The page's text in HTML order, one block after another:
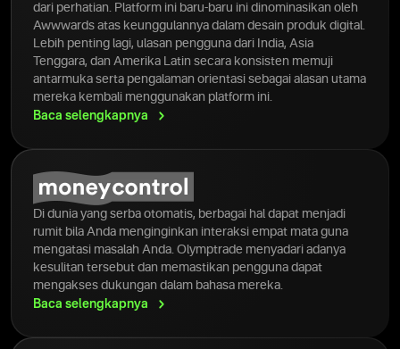
dari perhatian. Platform ini baru-baru ini dinominasikan oleh
Awwwards atas keunggulannya dalam desain produk digital.
Lebih penting lagi, ulasan pengguna dari India, Asia
Tenggara, dan Amerika Latin secara konsisten memuji
antarmuka serta pengalaman orientasi sebagai alasan utama
mereka kembali menggunakan platform ini.
Baca selengkapnya
Di dunia yang serba otomatis, berbagai hal dapat menjadi
rumit bila Anda menginginkan interaksi empat mata guna
mengatasi masalah Anda. Olymptrade menyadari adanya
kesulitan tersebut dan memastikan pengguna dapat
mengakses dukungan dalam bahasa mereka.
Baca selengkapnya